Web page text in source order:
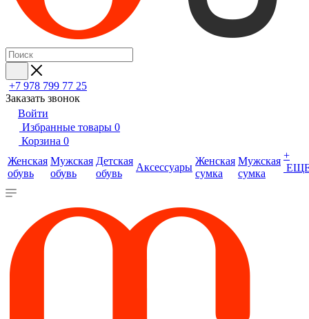
+7 978 799 77 25
Заказать звонок
Войти
Избранные товары 0
Корзина 0
Женская
обувь
Мужская
обувь
Детская
обувь
Аксессуары
Женская
сумка
Мужская
сумка
+